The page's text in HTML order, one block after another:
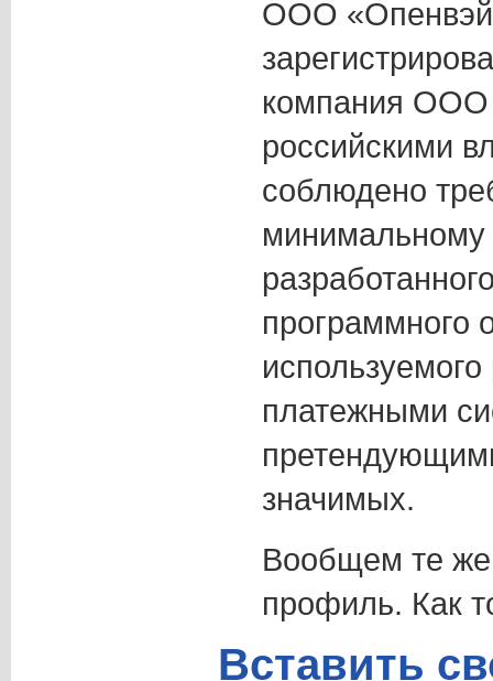
ООО «Опенвэй
компания ООО
российскими
соблюдено
минимальному
программного
платежными
значимых.
Вообщем те же
профиль. Как
Вставить